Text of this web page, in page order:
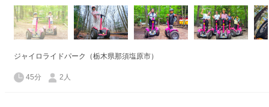
ジャイロライドパーク（栃木県那須塩原市）
45分 2人